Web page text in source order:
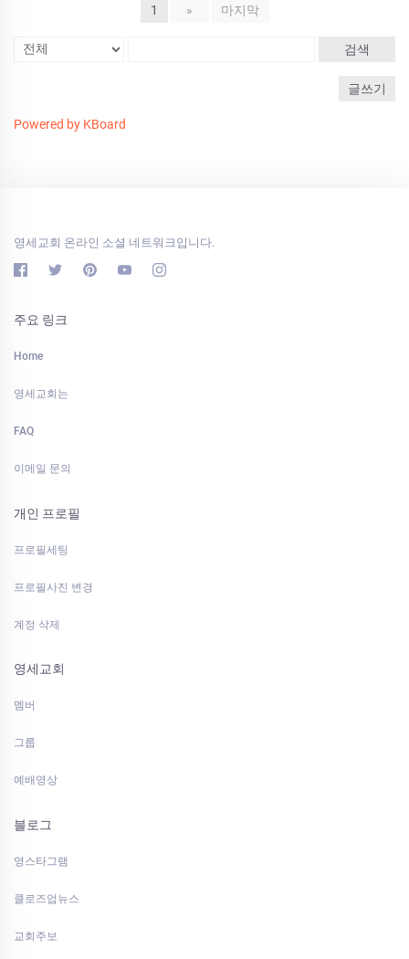
1 » 마지막
검색
글쓰기
Powered by KBoard
영세교회 온라인 소셜 네트워크입니다.
주요 링크
Home
영세교회는
FAQ
이메일 문의
개인 프로필
프로필세팅
프로필사진 변경
계정 삭제
영세교회
멤버
그룹
예배영상
블로그
영스타그램
클로즈업뉴스
교회주보